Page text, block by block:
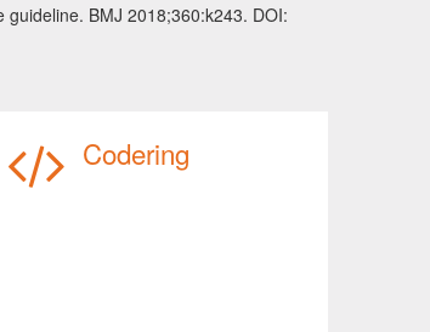
BMJ 2018;360:k243. DOI:
Codering